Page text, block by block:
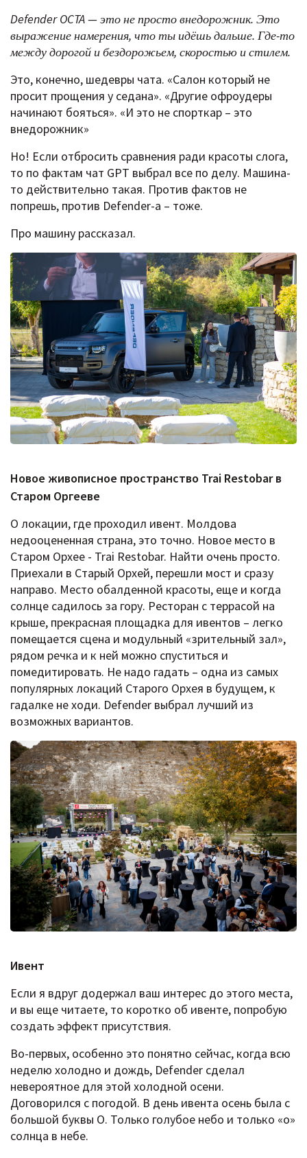
Defender OCTA — это не просто внедорожник. Это
выражение намерения, что ты идёшь дальше. Где-то
между дорогой и бездорожьем, скоростью и стилем.
Это, конечно, шедевры чата. «Салон который не
просит прощения у седана». «Другие офроудеры
начинают бояться». «И это не спорткар – это
внедорожник»
Но! Если отбросить сравнения ради красоты слога,
то по фактам чат GPT выбрал все по делу. Машина-
то действительно такая. Против фактов не
попрешь, против Defender-a – тоже.
Про машину рассказал.
Новое живописное пространство Trai Restobar в
Старом Оргееве
О локации, где проходил ивент. Молдова
недооцененная страна, это точно. Новое место в
Старом Орхее - Trai Restobar. Найти очень просто.
Приехали в Старый Орхей, перешли мост и сразу
направо. Место обалденной красоты, еще и когда
солнце садилось за гору. Ресторан с террасой на
крыше, прекрасная площадка для ивентов – легко
помещается сцена и модульный «зрительный зал»,
рядом речка и к ней можно спуститься и
помедитировать. Не надо гадать – одна из самых
популярных локаций Старого Орхея в будущем, к
гадалке не ходи. Defender выбрал лучший из
возможных вариантов.
Ивент
Если я вдруг додержал ваш интерес до этого места,
и вы еще читаете, то коротко об ивенте, попробую
создать эффект присутствия.
Во-первых, особенно это понятно сейчас, когда всю
неделю холодно и дождь, Defender сделал
невероятное для этой холодной осени.
Договорился с погодой. В день ивента осень была с
большой буквы О. Только голубое небо и только «о»
солнца в небе.